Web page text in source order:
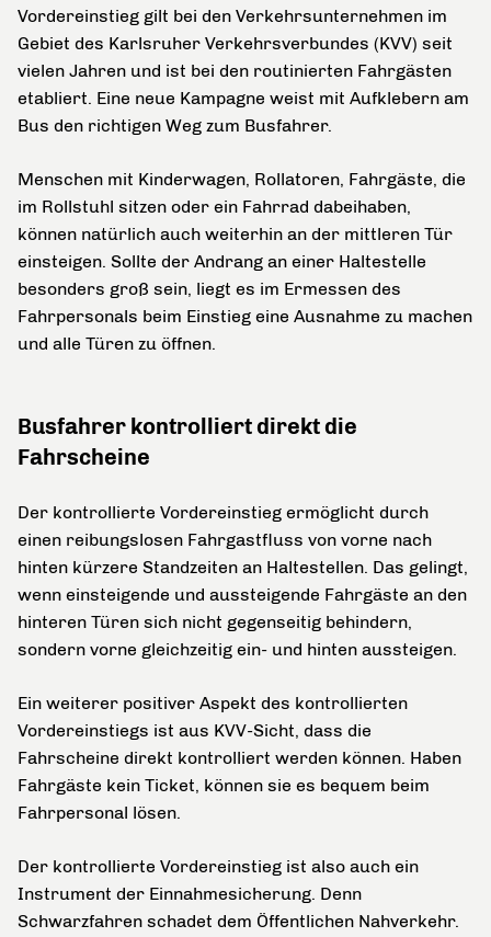
Vordereinstieg gilt bei den Verkehrsunternehmen im
Gebiet des Karlsruher Verkehrsverbundes (KVV) seit
vielen Jahren und ist bei den routinierten Fahrgästen
etabliert. Eine neue Kampagne weist mit Aufklebern am
Bus den richtigen Weg zum Busfahrer.
Menschen mit Kinderwagen, Rollatoren, Fahrgäste, die
im Rollstuhl sitzen oder ein Fahrrad dabeihaben,
können natürlich auch weiterhin an der mittleren Tür
einsteigen. Sollte der Andrang an einer Haltestelle
besonders groß sein, liegt es im Ermessen des
Fahrpersonals beim Einstieg eine Ausnahme zu machen
und alle Türen zu öffnen.
Busfahrer kontrolliert direkt die
Fahrscheine
Der kontrollierte Vordereinstieg ermöglicht durch
einen reibungslosen Fahrgastfluss von vorne nach
hinten kürzere Standzeiten an Haltestellen. Das gelingt,
wenn einsteigende und aussteigende Fahrgäste an den
hinteren Türen sich nicht gegenseitig behindern,
sondern vorne gleichzeitig ein- und hinten aussteigen.
Ein weiterer positiver Aspekt des kontrollierten
Vordereinstiegs ist aus KVV-Sicht, dass die
Fahrscheine direkt kontrolliert werden können. Haben
Fahrgäste kein Ticket, können sie es bequem beim
Fahrpersonal lösen.
Der kontrollierte Vordereinstieg ist also auch ein
Instrument der Einnahmesicherung. Denn
Schwarzfahren schadet dem Öffentlichen Nahverkehr.